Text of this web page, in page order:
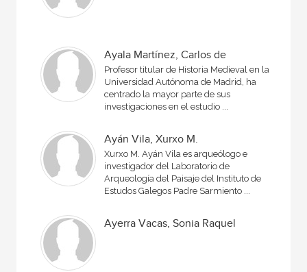
Ayala Martínez, Carlos de
Profesor titular de Historia Medieval en la
Universidad Autónoma de Madrid, ha
centrado la mayor parte de sus
investigaciones en el estudio ...
Ayán Vila, Xurxo M.
Xurxo M. Ayán Vila es arqueólogo e
investigador del Laboratorio de
Arqueología del Paisaje del Instituto de
Estudos Galegos Padre Sarmiento ...
Ayerra Vacas, Sonia Raquel